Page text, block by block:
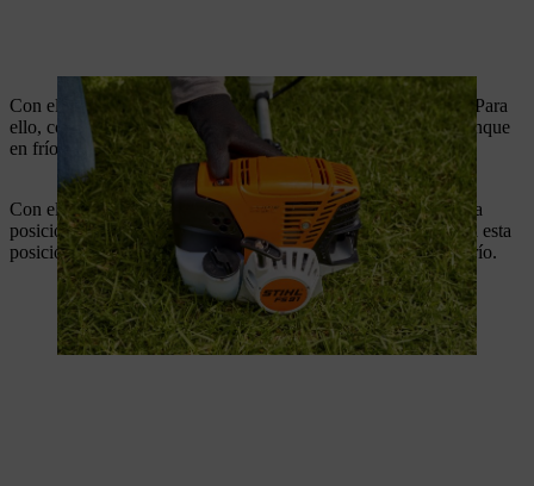
Con el motor frío, se debe cerrar la palanca del estrangulador. Para
ello, coloca la palanca del estrangulador en la posición de arranque
en frío, la posición más alta.
Con el motor caliente, coloca la palanca del estrangulador en la
posición de arranque en caliente, en la posición central. Utiliza esta
posición incluso si el motor ya está en marcha, pero aún está frío.